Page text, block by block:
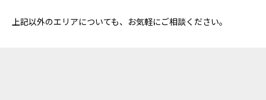
上記以外のエリアについても、お気軽にご相談ください。